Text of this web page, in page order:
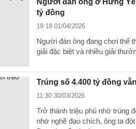
Người đàn ông ở Hưng
tỷ đồng
19:18 01/04/2026
Người đàn ông đang chơi thể
giải đặc biệt và nhiều giải
Trúng số 4.400 tỷ đồng
11:30 30/03/2026
Trở thành triệu phú nhờ trúng
nhớ nghề đạo chích, ông ta